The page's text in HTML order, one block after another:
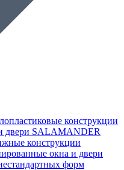
конструкции
двери SALAMANDER
конструкции
окна и двери
форм